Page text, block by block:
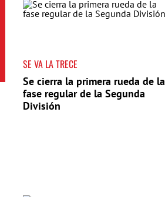
SE VA LA TRECE
Se cierra la primera rueda de la
fase regular de la Segunda
División